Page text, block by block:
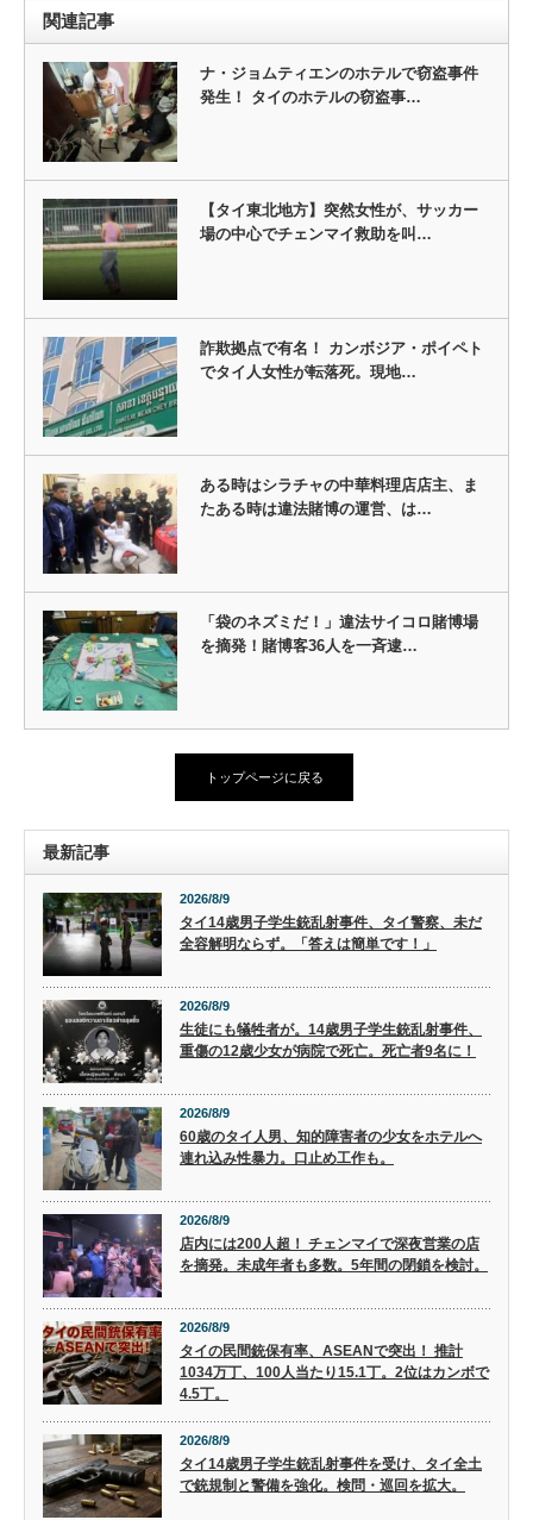
関連記事
ナ・ジョムティエンのホテルで窃盗事件
発生！ タイのホテルの窃盗事…
【タイ東北地方】突然女性が、サッカー
場の中心でチェンマイ救助を叫…
詐欺拠点で有名！ カンボジア・ポイペト
でタイ人女性が転落死。現地…
ある時はシラチャの中華料理店店主、ま
たある時は違法賭博の運営、は…
「袋のネズミだ！」違法サイコロ賭博場
を摘発！賭博客36人を一斉逮…
トップページに戻る
最新記事
2026/8/9
タイ14歳男子学生銃乱射事件、タイ警察、未だ
全容解明ならず。「答えは簡単です！」
2026/8/9
生徒にも犠牲者が。14歳男子学生銃乱射事件、
重傷の12歳少女が病院で死亡。死亡者9名に！
2026/8/9
60歳のタイ人男、知的障害者の少女をホテルへ
連れ込み性暴力。口止め工作も。
2026/8/9
店内には200人超！ チェンマイで深夜営業の店
を摘発。未成年者も多数。5年間の閉鎖を検討。
2026/8/9
タイの民間銃保有率、ASEANで突出！ 推計
1034万丁、100人当たり15.1丁。2位はカンボで
4.5丁。
2026/8/9
タイ14歳男子学生銃乱射事件を受け、タイ全土
で銃規制と警備を強化。検問・巡回を拡大。